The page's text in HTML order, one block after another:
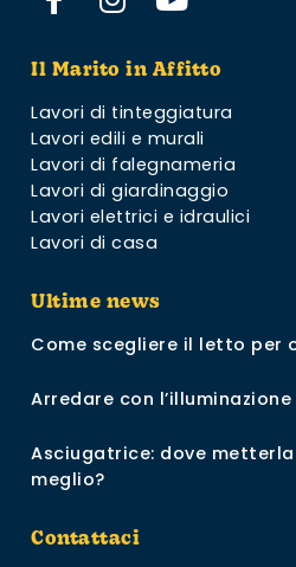
Il Marito in Affitto
Lavori di tinteggiatura
Lavori edili e murali
Lavori di falegnameria
Lavori di giardinaggio
Lavori elettrici e idraulici
Lavori di casa
Ultime news
Come scegliere il letto per
Arredare con l’illuminazione
Asciugatrice: dove
meglio?
Contattaci